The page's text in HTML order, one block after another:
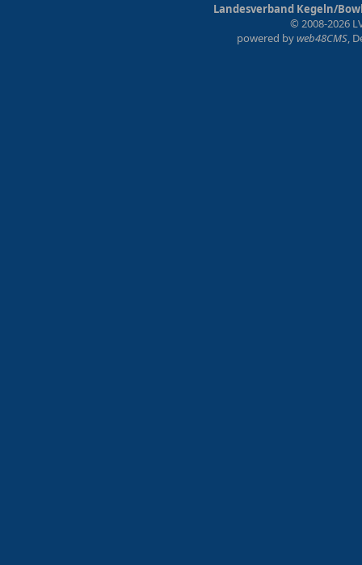
Landesverband Kegeln/
© 2008-2026
powered byweb48CMS ,